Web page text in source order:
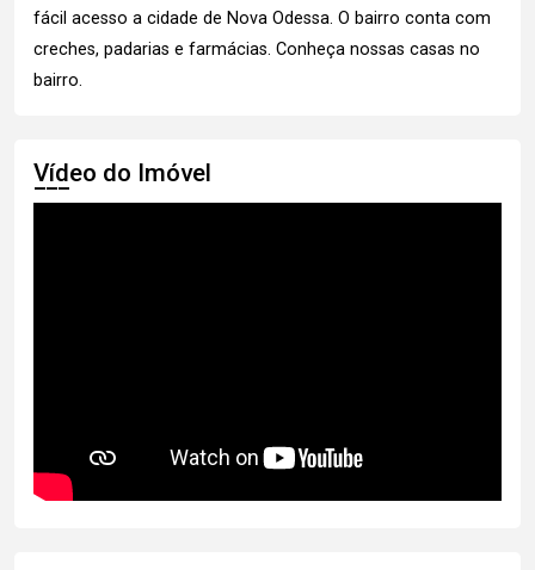
fácil acesso a cidade de Nova Odessa. O bairro conta com
creches, padarias e farmácias. Conheça nossas casas no
bairro.
Vídeo do Imóvel